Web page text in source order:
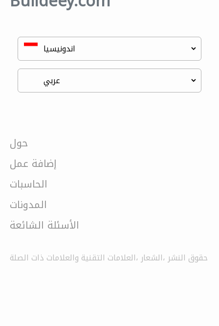
حول
إضافة عمل
الحاسبات
المدونات
الأسئلة الشائعة
حقوق النشر ،الشعار ،العلامات التقنية والعلامات ذات الصلة